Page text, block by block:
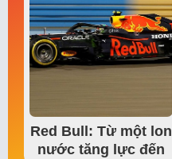
Red Bull: Từ một lon
nước tăng lực đến